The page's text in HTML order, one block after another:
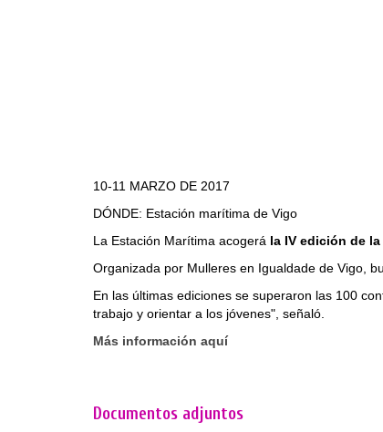
10-11 MARZO DE 2017
DÓNDE: Estación marítima de Vigo
La Estación Marítima acogerá la IV edición de
Organizada por Mulleres en Igualdade de Vigo,
En las últimas ediciones se superaron las 100
trabajo y orientar a los jóvenes", señaló.
Más información aquí
Documentos adjuntos